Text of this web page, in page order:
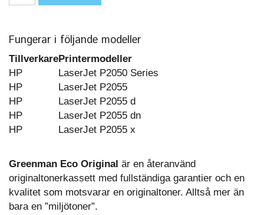
Fungerar i följande modeller
TillverkarePrintermodeller
HP
LaserJet P2050 Series
HP
LaserJet P2055
HP
LaserJet P2055 d
HP
LaserJet P2055 dn
HP
LaserJet P2055 x
Greenman Eco Original är en återanvänd
originaltonerkassett med fullständiga garantier och en
kvalitet som motsvarar en originaltoner. Alltså mer än
bara en ”miljötoner”.